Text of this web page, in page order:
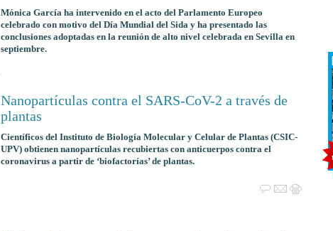
Mónica García ha intervenido en el acto del Parlamento Europeo
celebrado con motivo del Día Mundial del Sida y ha presentado las
conclusiones adoptadas en la reunión de alto nivel celebrada en Sevilla en
septiembre.
Nanopartículas contra el SARS-CoV-2 a través de
plantas
Científicos del Instituto de Biología Molecular y Celular de Plantas (CSIC-
UPV) obtienen nanopartículas recubiertas con anticuerpos contra el
coronavirus a partir de ‘biofactorías’ de plantas.